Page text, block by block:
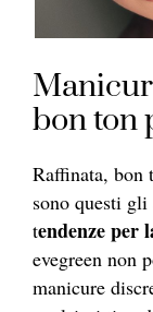
bon ton
Raffinata, bon
sono questi
tendenze per
evegreen non
manicure